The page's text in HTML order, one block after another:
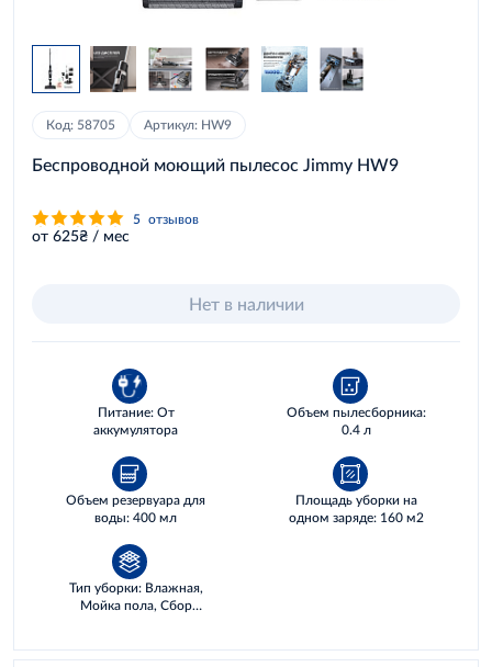
Код: 58705 Артикул: HW9
Беспроводной моющий пылесос Jimmy HW9
5 отзывов
от 625₴ / мес
Нет в наличии
Питание: От
аккумулятора
Объем пылесборника:
0.4 л
Объем резервуара для
воды: 400 мл
Площадь уборки на
одном заряде: 160 м2
Тип уборки: Влажная,
Мойка пола, Сбор